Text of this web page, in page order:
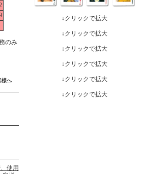
のみ
様へ
↓クリックで拡大
↓クリックで拡大
↓クリックで拡大
↓クリックで拡大
↓クリックで拡大
↓クリックで拡大